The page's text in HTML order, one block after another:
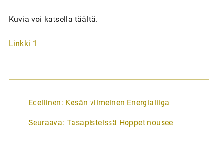
Kuvia voi katsella täältä.
Linkki 1
A
t
Edellinen: Kesän viimeinen Energialiiga
Seuraava: Tasapisteissä Hoppet nousee